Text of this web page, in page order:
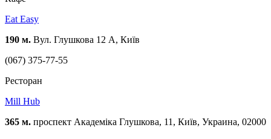
Eat Easy
190 м. Вул. Глушкова 12 А, Київ
(067) 375-77-55
Ресторан
Mill Hub
365 м. проспект Академіка Глушкова, 11, Київ, Украина, 02000